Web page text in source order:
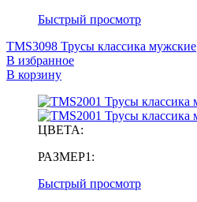
Быстрый просмотр
TMS3098 Трусы классика мужские
В избранное
В корзину
ЦВЕТА:
РАЗМЕР1:
Быстрый просмотр